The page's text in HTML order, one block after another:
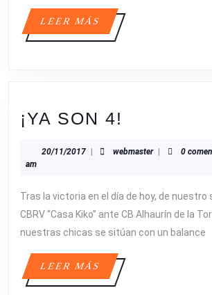
LEER MÁSLEER
MÁS
¡YA SON 4!
4!
20/11/201720/11/2017webmasterwebmaster
0
am
Tras la victoria en el día de hoy, de nuestro
CBRV “Casa Kiko” ante CB Alhaurín de la
nuestras chicas se sitúan con un balance
LEER MÁSLEER
MÁS